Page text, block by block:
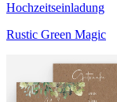
Hochzeitseinladung
Rustic Green Magic